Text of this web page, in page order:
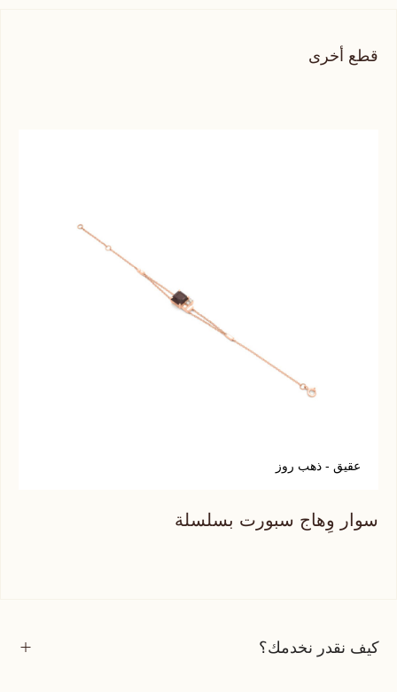
قطع أخرى
عقيق - ذهب روز
سوار وِهاج سبورت بسلسلة
كيف نقدر نخدمك؟